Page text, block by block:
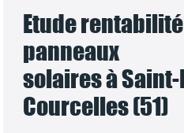
Etude
panneaux
solaires à
Courcelles (51)